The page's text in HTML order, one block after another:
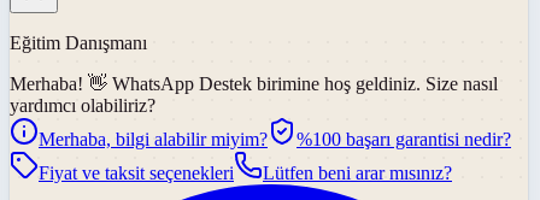
Eğitim Danışmanı
Merhaba! 👋 WhatsApp Destek birimine hoş geldiniz. Size nasıl
yardımcı olabiliriz?
Merhaba, bilgi alabilir miyim?
%100 başarı garantisi nedir?
Fiyat ve taksit seçenekleri
Lütfen beni arar mısınız?